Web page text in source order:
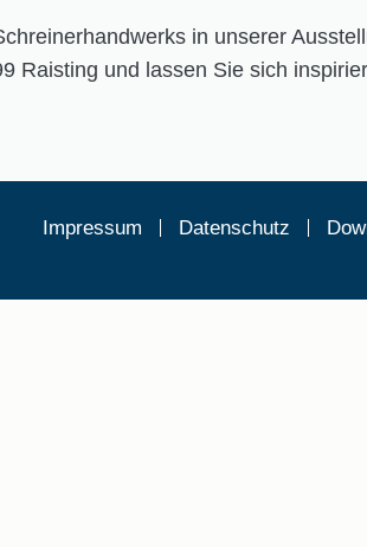
in unserer
Raisting und lassen Sie sich
Impressum Datenschutz